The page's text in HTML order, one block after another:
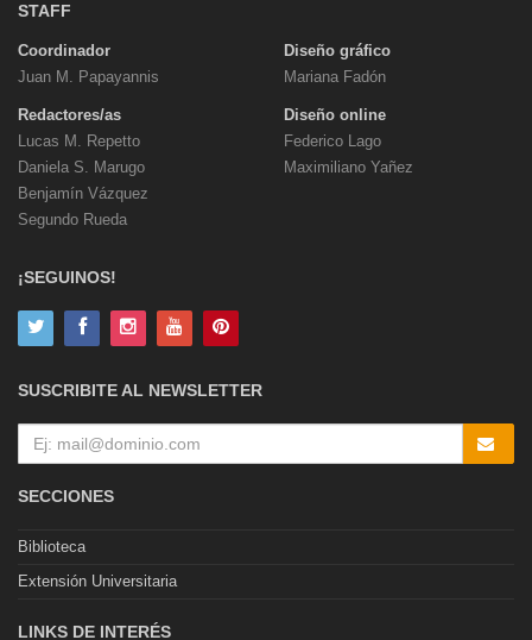
STAFF
Coordinador
Juan M. Papayannis
Redactores/as
Lucas M. Repetto
Daniela S. Marugo
Benjamín Vázquez
Segundo Rueda
Diseño gráfico
Mariana Fadón
Diseño online
Federico Lago
Maximiliano Yañez
¡SEGUINOS!
SUSCRIBITE AL NEWSLETTER
SECCIONES
Biblioteca
Extensión Universitaria
LINKS DE INTERÉS